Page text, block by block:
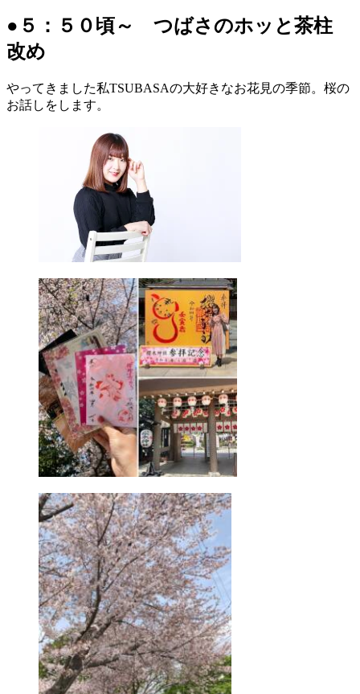
●５：５０頃～ つばさのホッと茶柱
改め
やってきました私TSUBASAの大好きなお花見の季節。桜の
お話しをします。